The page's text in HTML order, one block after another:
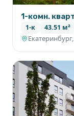
1-комн.
1-к 43.51 м²